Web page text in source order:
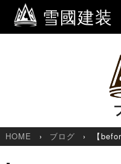
雪國建装
HOME ブログ 【